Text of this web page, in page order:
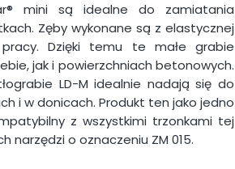
mini są idealne do zamiatania
Zęby wykonane są z elastycznej
Dzięki temu te małe grabie
jak i powierzchniach betonowych.
LD-M idealnie nadają się do
i w donicach. Produkt ten jako jedno
z wszystkimi trzonkami tej
narzędzi o oznaczeniu ZM 015.